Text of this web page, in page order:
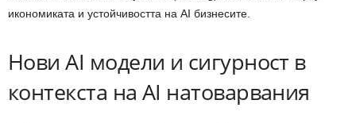
икономиката и устойчивостта на AI бизнесите.
Нови AI модели и сигурност в
контекста на AI натоварвания